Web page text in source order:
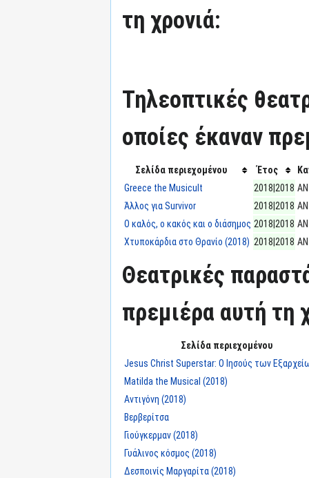
τη χρονιά:
Τηλεοπτικές
οποίες έκαναν
Σελίδα περιεχομένου Έτος
Greece the Musicult
2018|2018
Άλλος για Survivor
2018|2018
Ο καλός, ο κακός και ο διάσημος 2018|2018
Χτυποκάρδια στο Θρανίο (2018) 2018|2018
Θεατρικές
πρεμιέρα αυτή τη
Σελίδα περιεχομένου
Jesus Christ Superstar: Ο Ιησούς των
Matilda the Musical (2018)
Αντιγόνη (2018)
Βερβερίτσα
Γιούγκερμαν (2018)
Γυάλινος κόσμος (2018)
Δεσποινίς Μαργαρίτα (2018)